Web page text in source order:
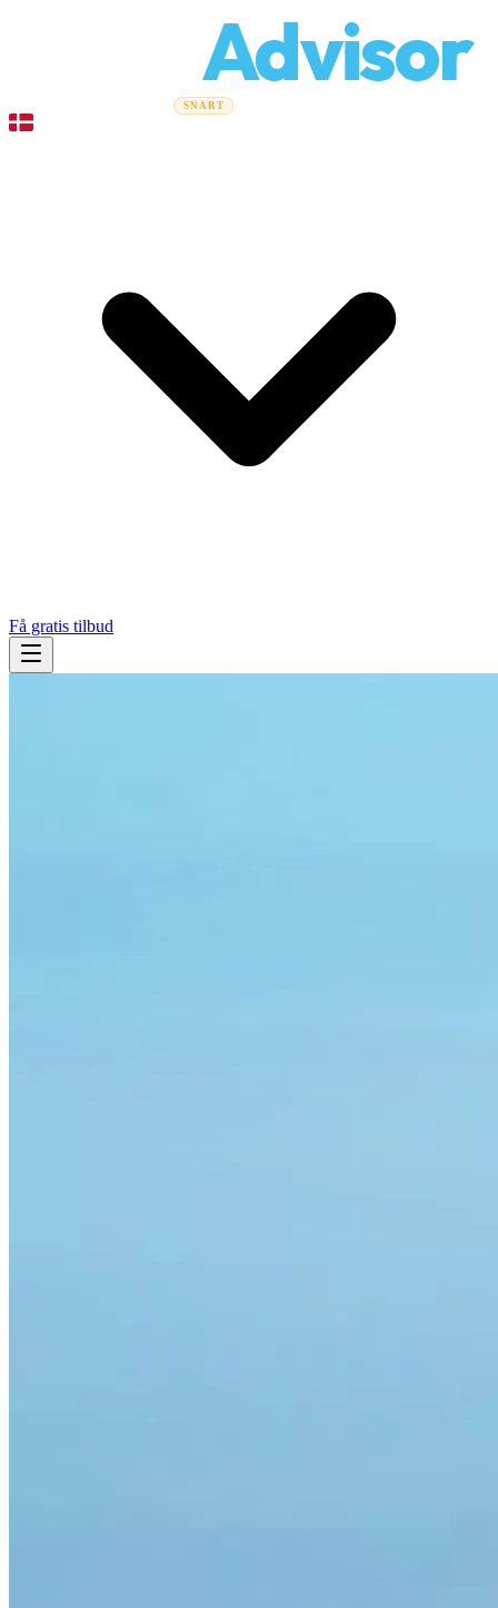
Advisor
Flyttefirmaer SNART
Få gratis tilbud